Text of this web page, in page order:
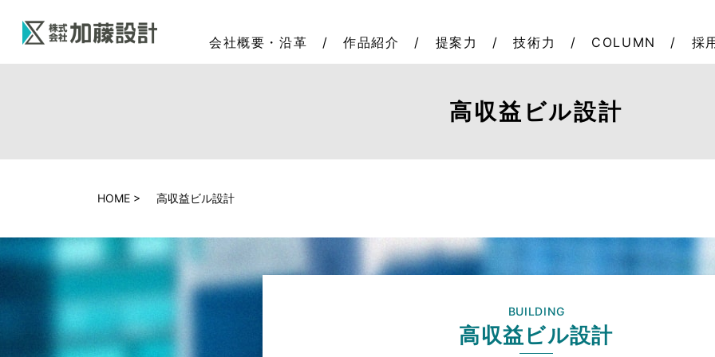
会社概要・沿革 作品紹介 提案力 技術力 COLUMN 採
高収益ビル設計
HOME 高収益ビル設計
BUILDING
高収益ビル設計